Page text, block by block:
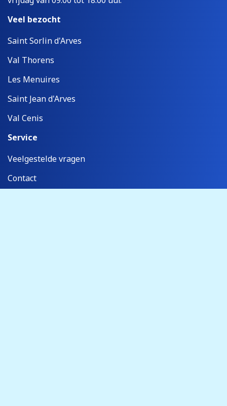
Veel bezocht
Saint Sorlin d'Arves
Val Thorens
Les Menuires
Saint Jean d'Arves
Val Cenis
Service
Veelgestelde vragen
Contact